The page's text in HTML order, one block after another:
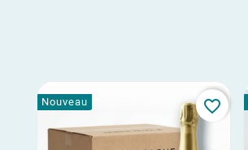
Nouveau favorite_border